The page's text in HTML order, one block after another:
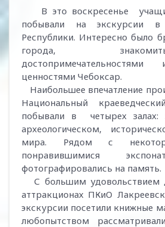
В это воскресенье
побывали на экскурсии
Республики. Интересно было
города,
ценностями Чебоксар.
Наибольшее впечатление
Национальный
побывали в четырех залах:
археологическом,
мира. Рядом с
понравившимися
фотографировались на память.
С большим удовольствием
аттракционах ПКиО
экскурсии посетили книжные
любопытством